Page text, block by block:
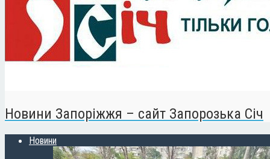
Новини Запоріжжя – сайт Запорозька Січ
Новини